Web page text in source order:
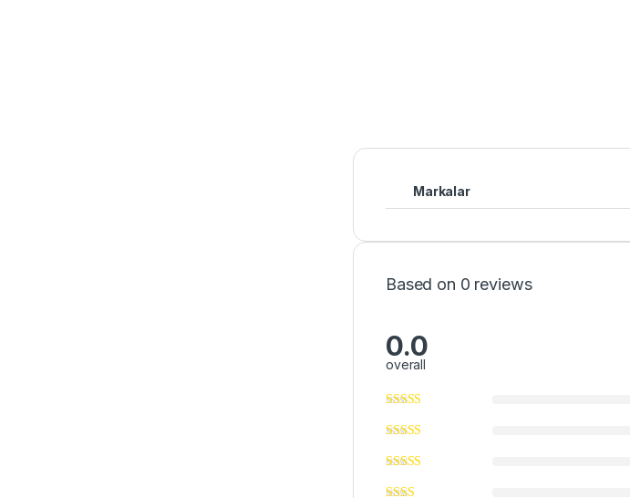
Markalar
Based on 0 reviews
0.0
overall